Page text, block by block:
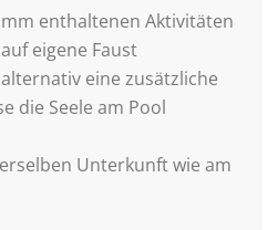
enthaltenen Aktivitäten
eigene Faust
eine zusätzliche
die Seele am Pool
Unterkunft wie am